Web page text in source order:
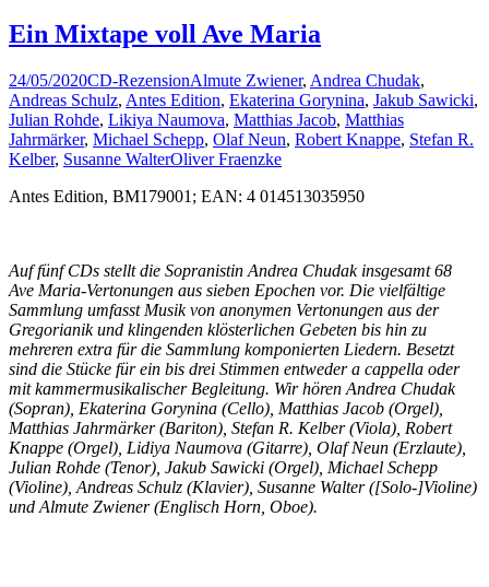
Ein Mixtape voll Ave Maria
24/05/2020CD-RezensionAlmute Zwiener, Andrea Chudak,
Andreas Schulz, Antes Edition, Ekaterina Gorynina, Jakub Sawicki,
Julian Rohde, Likiya Naumova, Matthias Jacob, Matthias
Jahrmärker, Michael Schepp, Olaf Neun, Robert Knappe, Stefan R.
Kelber, Susanne WalterOliver Fraenzke
Antes Edition, BM179001; EAN: 4 014513035950
Auf fünf CDs stellt die Sopranistin Andrea Chudak insgesamt 68
Ave Maria-Vertonungen aus sieben Epochen vor. Die vielfältige
Sammlung umfasst Musik von anonymen Vertonungen aus der
Gregorianik und klingenden klösterlichen Gebeten bis hin zu
mehreren extra für die Sammlung komponierten Liedern. Besetzt
sind die Stücke für ein bis drei Stimmen entweder a cappella oder
mit kammermusikalischer Begleitung. Wir hören Andrea Chudak
(Sopran), Ekaterina Gorynina (Cello), Matthias Jacob (Orgel),
Matthias Jahrmärker (Bariton), Stefan R. Kelber (Viola), Robert
Knappe (Orgel), Lidiya Naumova (Gitarre), Olaf Neun (Erzlaute),
Julian Rohde (Tenor), Jakub Sawicki (Orgel), Michael Schepp
(Violine), Andreas Schulz (Klavier), Susanne Walter ([Solo-]Violine)
und Almute Zwiener (Englisch Horn, Oboe).